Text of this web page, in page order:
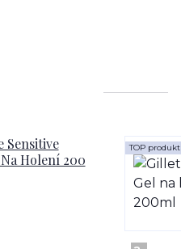
Sensitive
Holení 200
TOP produkt